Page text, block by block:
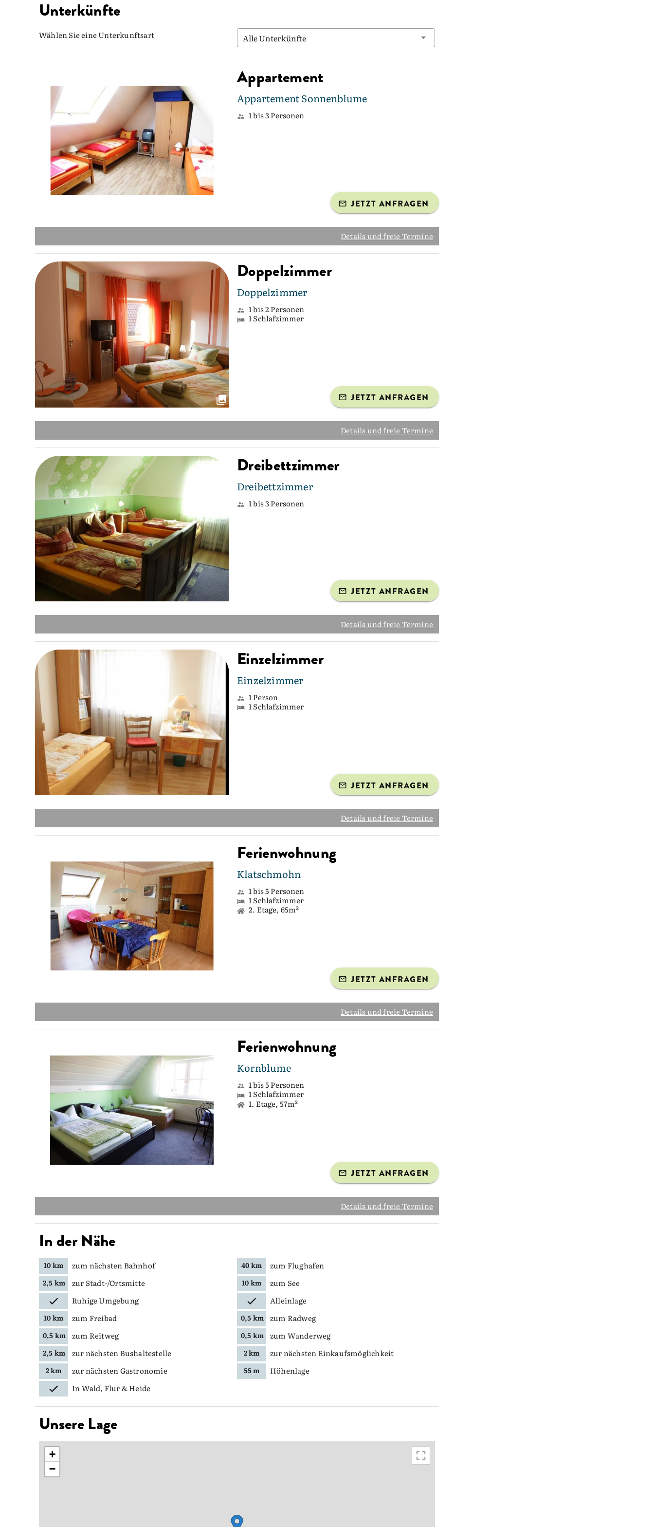
Unterkünfte
Wählen Sie eine Unterkunftsart Alle Unterkünfte
Appartement
Appartement Sonnenblume
1 bis 3 Personen
JETZT ANFRAGEN
Details und freie Termine
Doppelzimmer
Doppelzimmer
1 bis 2 Personen
1 Schlafzimmer
JETZT ANFRAGEN
Details und freie Termine
Dreibettzimmer
Dreibettzimmer
1 bis 3 Personen
JETZT ANFRAGEN
Details und freie Termine
Einzelzimmer
Einzelzimmer
1 Person
1 Schlafzimmer
JETZT ANFRAGEN
Details und freie Termine
Ferienwohnung
Klatschmohn
1 bis 5 Personen
1 Schlafzimmer
2. Etage, 65m²
JETZT ANFRAGEN
Details und freie Termine
Ferienwohnung
Kornblume
1 bis 5 Personen
1 Schlafzimmer
1. Etage, 57m²
JETZT ANFRAGEN
Details und freie Termine
In der Nähe
10 km zum nächsten Bahnhof 40 km zum Flughafen
2,5 km zur Stadt-/Ortsmitte 10 km
zum See
Ruhige Umgebung
Alleinlage
10 km zum Freibad 0,5 km zum Radweg
0,5 km zum Reitweg 0,5 km zum Wanderweg
2,5 km zur nächsten Bushaltestelle 2 km zur nächsten Einkaufsmöglichkeit
2 km zur nächsten Gastronomie 55 m
Höhenlage
In Wald, Flur & Heide
Unsere Lage
+
−